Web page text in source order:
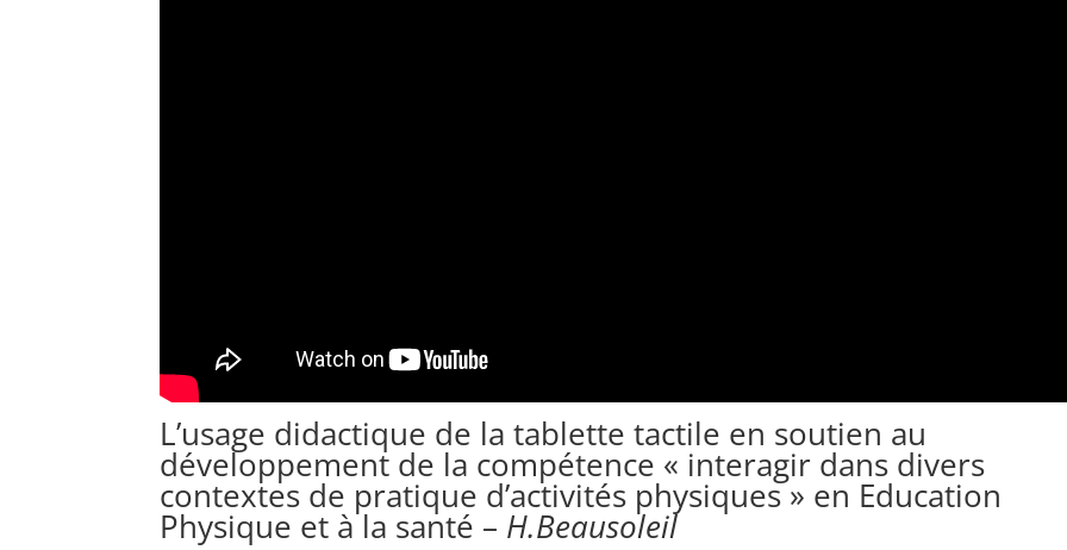
L’usage didactique de la tablette tactile en soutien au
développement de la compétence « interagir dans divers
contextes de pratique d’activités physiques » en Education
Physique et à la santé – H.Beausoleil